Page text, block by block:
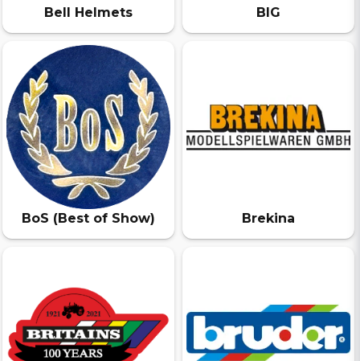
Bell Helmets BIG
BoS (Best of Show) Brekina